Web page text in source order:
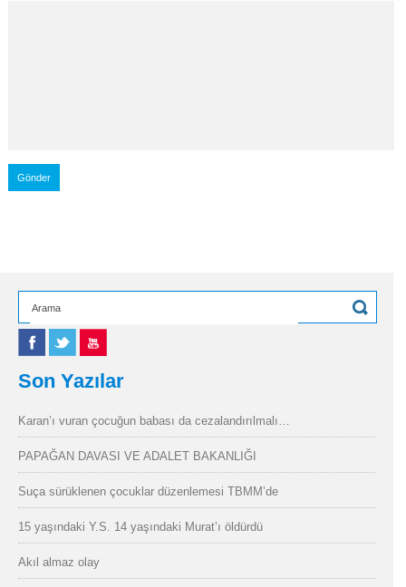
Son Yazılar
Karan’ı vuran çocuğun babası da cezalandırılmalı…
PAPAĞAN DAVASI VE ADALET BAKANLIĞI
Suça sürüklenen çocuklar düzenlemesi TBMM’de
15 yaşındaki Y.S. 14 yaşındaki Murat’ı öldürdü
Akıl almaz olay